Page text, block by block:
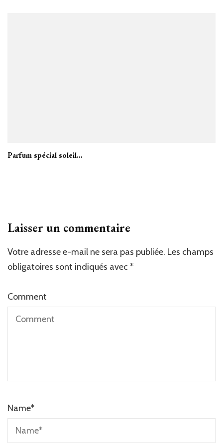
Parfum spécial soleil…
Laisser un commentaire
Votre adresse e-mail ne sera pas publiée. Les champs
obligatoires sont indiqués avec *
Comment
Name*